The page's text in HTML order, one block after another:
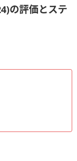
の評価とステ